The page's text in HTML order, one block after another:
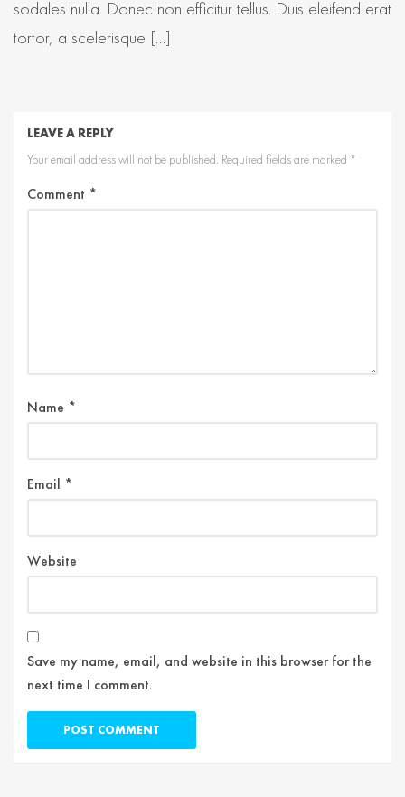
sodales nulla. Donec non efficitur tellus. Duis eleifend erat
tortor, a scelerisque […]
LEAVE A REPLY
Your email address will not be published. Required fields are marked *
Comment *
Name *
Email *
Website
Save my name, email, and website in this browser for the
next time I comment.